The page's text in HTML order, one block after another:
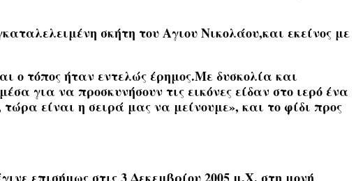
σκήτη του Αγιου Νικολάου,και εκείνος με
ο τόπος ήταν εντελώς έρημος.Με δυσκολία και
για να προσκυνήσουν τις εικόνες είδαν στο ιερό ένα
είναι η σειρά μας να μείνουμε», και το φίδι προς